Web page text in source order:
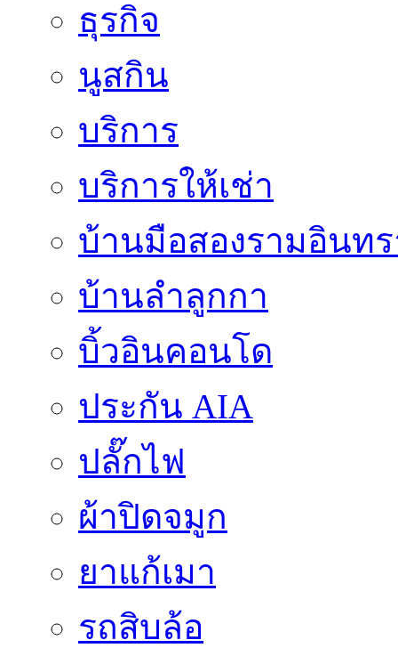
ธุรกิจ
นูสกิน
บริการ
บริการให้เช่า
บ้านมือสองรามอินท
บ้านลำลูกกา
บิ้วอินคอนโด
ประกัน AIA
ปลั๊กไฟ
ผ้าปิดจมูก
ยาแก้เมา
รถสิบล้อ